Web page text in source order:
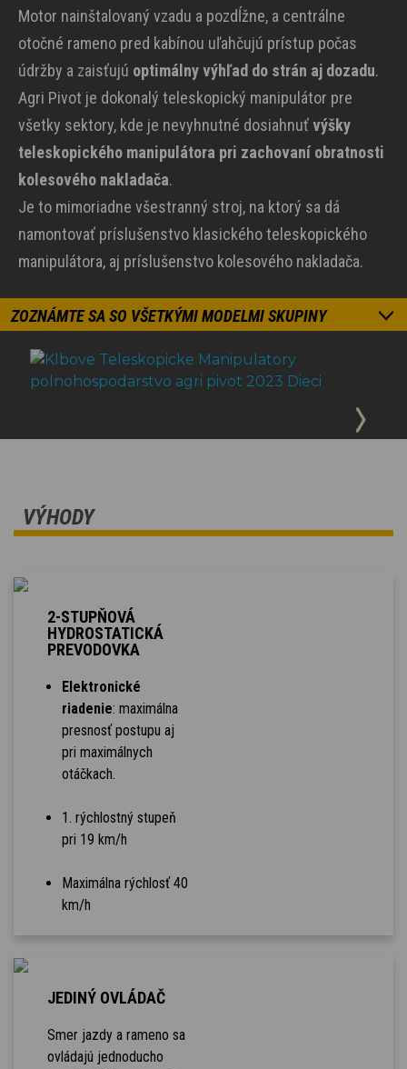
Motor nainštalovaný vzadu a pozdĺžne, a centrálne
otočné rameno pred kabínou uľahčujú prístup počas
údržby a zaisťujú optimálny výhľad do strán aj dozadu.
Agri Pivot je dokonalý teleskopický manipulátor pre
všetky sektory, kde je nevyhnutné dosiahnuťvýšky
teleskopického manipulátora pri zachovaní obratnosti
kolesového nakladača.
Je to mimoriadne všestranný stroj, na ktorý sa dá
namontovať príslušenstvo klasického teleskopického
manipulátora, aj príslušenstvo kolesového nakladača.
ZOZNÁMTE SA SO VŠETKÝMI MODELMI SKUPINY
VÝHODY
2-STUPŇOVÁ
HYDROSTATICKÁ
PREVODOVKA
Elektronické
riadenie: maximálna
presnosť postupu aj
pri maximálnych
otáčkach.
1. rýchlostný stupeň
pri 19 km/h
Maximálna rýchlosť 40
km/h
JEDINÝ OVLÁDAČ
Smer jazdy a rameno sa
ovládajú jednoducho